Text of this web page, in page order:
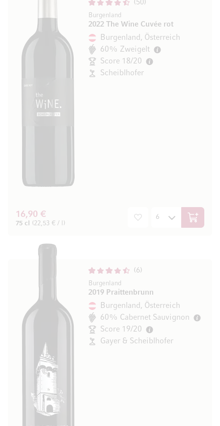
50
Burgenland
2022 The Wine Cuvée rot
Burgenland, Österreich
60% Zweigelt
Score 18/20
Scheiblhofer
16,90 €
75 cl (22,53 € / l) In den
6
Burgenland
2019 Praittenbrunn
Burgenland, Österreich
60% Cabernet Sauvignon
Score 19/20
Gayer & Scheiblhofer